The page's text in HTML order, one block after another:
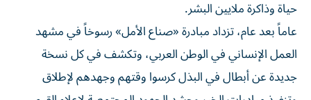
حياة وذاكرة ملايين البشر.
عاماً بعد عام، تزداد مبادرة «صناع الأمل» رسوخاً في مشهد
العمل الإنساني في الوطن العربي، وتكشف في كل نسخة
جديدة عن أبطال في البذل كرسوا وقتهم وجهدهم لإطلاق